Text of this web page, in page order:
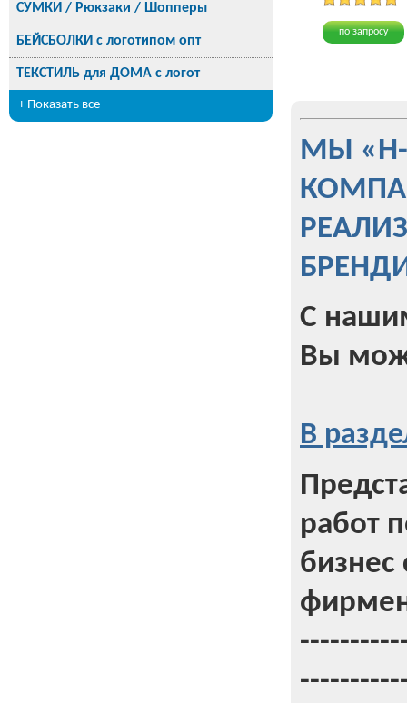
СУМКИ / Рюкзаки / Шопперы
БЕЙСБОЛКИ с логотипом опт
ТЕКСТИЛЬ для ДОМА с логот
+ Показать все
по запросу
МЫ
С
Вы
В
работ
бизнес